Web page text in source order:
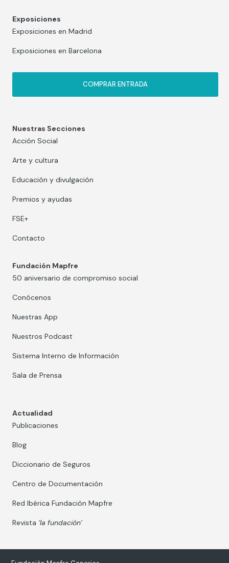
Exposiciones
Exposiciones en Madrid
Exposiciones en Barcelona
COMPRAR ENTRADA
Nuestras Secciones
Acción Social
Arte y cultura
Educación y divulgación
Premios y ayudas
FSE+
Contacto
Fundación Mapfre
50 aniversario de compromiso social
Conócenos
Nuestras App
Nuestros Podcast
Sistema Interno de Información
Sala de Prensa
Actualidad
Publicaciones
Blog
Diccionario de Seguros
Centro de Documentación
Red Ibérica Fundación Mapfre
Revista ‘la fundación’